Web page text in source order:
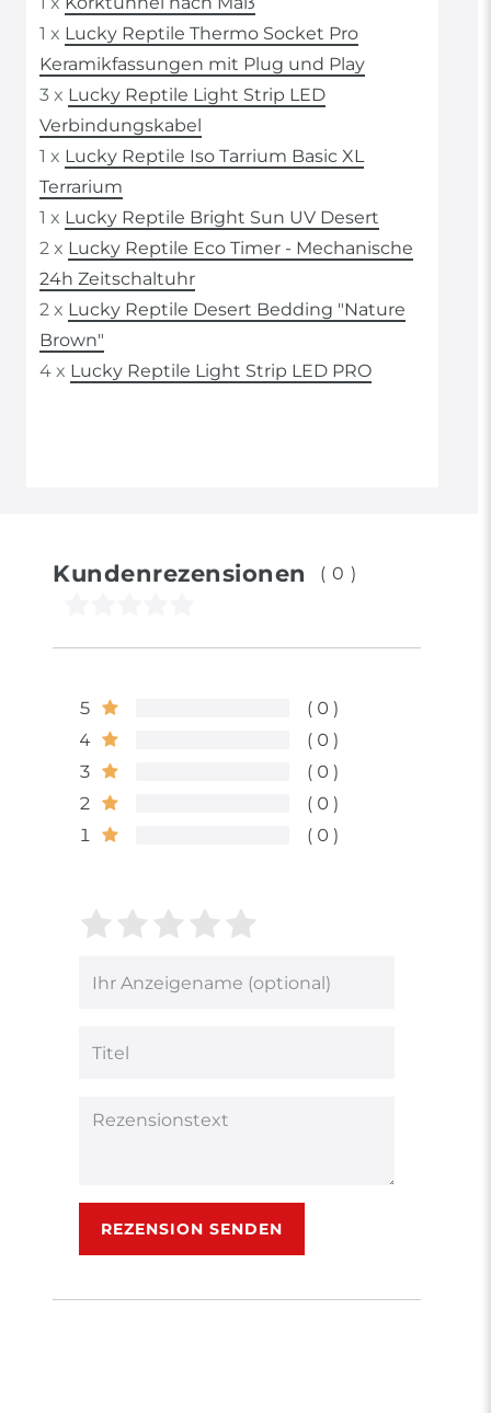
1 x Lucky Reptile Thermo Socket Pro
Keramikfassungen mit Plug und Play
3 x Lucky Reptile Light Strip LED
Verbindungskabel
1 x Lucky Reptile Iso Tarrium Basic XL
Terrarium
1 x Lucky Reptile Bright Sun UV Desert
2 x Lucky Reptile Eco Timer - Mechanische
24h Zeitschaltuhr
2 x Lucky Reptile Desert Bedding "Nature
Brown"
4 x Lucky Reptile Light Strip LED PRO
Kundenrezensionen (0)
5
0
4
0
3
0
2
0
1
0
Bewertungssterne
von
4
von
3
2
von
1
von
Bewertungssternen
Anzeigename
Rezensionstext
REZENSION SENDEN